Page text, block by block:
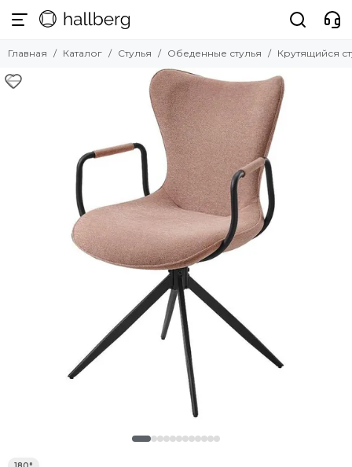
Стулья
Обеденные стулья
Мягкие стулья
Прозрачные стулья
Уличные стулья
Главная Каталог Стулья Обеденные стулья Крутящийся